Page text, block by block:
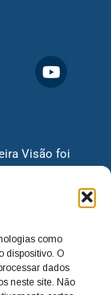
como
dispositivo. O
dados
neste site. Não
Visão foi
só existiam
Nunca
sempre
de melhorias